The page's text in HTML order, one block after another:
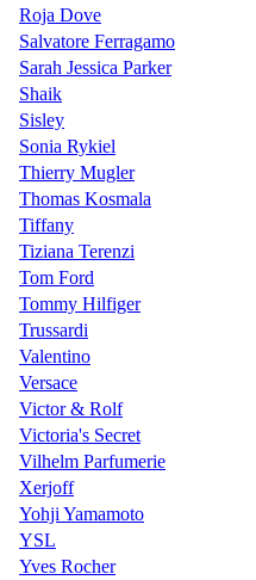
Roja Dove
Salvatore Ferragamo
Sarah Jessica Parker
Shaik
Sisley
Sonia Rykiel
Thierry Mugler
Thomas Kosmala
Tiffany
Tiziana Terenzi
Tom Ford
Tommy Hilfiger
Trussardi
Valentino
Versace
Victor & Rolf
Victoria's Secret
Vilhelm Parfumerie
Xerjoff
Yohji Yamamoto
YSL
Yves Rocher